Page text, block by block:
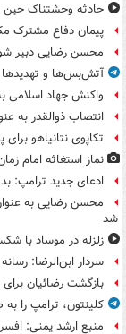
حادثه وحشتناک حین
پیمان دفاع مشترک
محسن رضایی دبیر
آتش‌بس‌ها و تهدیدها
واکنش جهاد اسلامی
انتصاب ذوالقدر به
تکاپوی نتانیاهو
نماز استغاثه امام
ادعای جدید ترامپ:
محسن رضایی به
شد
زلزله در موساد با
سردار ابن‌الرضا:
بازگشت رضائیان
کلینتون، ترامپ را
منبع ارشد یمنی: